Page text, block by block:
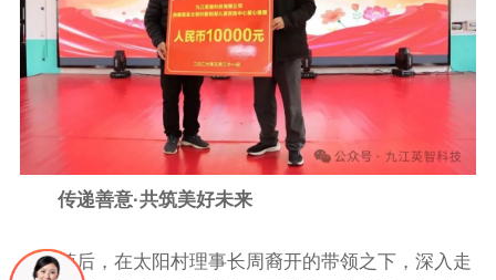
传递善意·共筑美好未来
随后，在太阳村理事长周裔开的带领之下，深入走